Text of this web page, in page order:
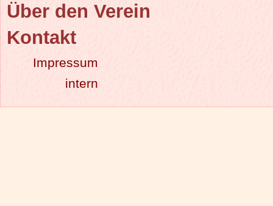
Über den Verein
Kontakt
Impressum
intern